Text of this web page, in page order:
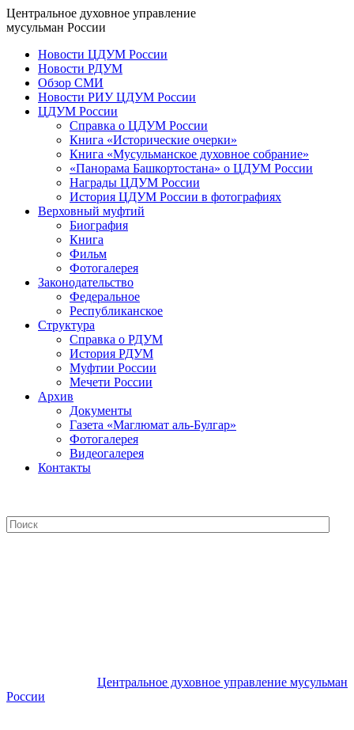
Центральное духовное управление
мусульман России
Новости ЦДУМ России
Новости РДУМ
Обзор СМИ
Новости РИУ ЦДУМ России
ЦДУМ России
Справка о ЦДУМ России
Книга «Исторические очерки»
Книга «Мусульманское духовное собрание»
«Панорама Башкортостана» о ЦДУМ России
Награды ЦДУМ России
История ЦДУМ России в фотографиях
Верховный муфтий
Биография
Книга
Фильм
Фотогалерея
Законодательство
Федеральное
Республиканское
Структура
Справка о РДУМ
История РДУМ
Муфтии России
Мечети России
Архив
Документы
Газета «Маглюмат аль-Булгар»
Фотогалерея
Видеогалерея
Контакты
Центральное духовное управление мусульман
России